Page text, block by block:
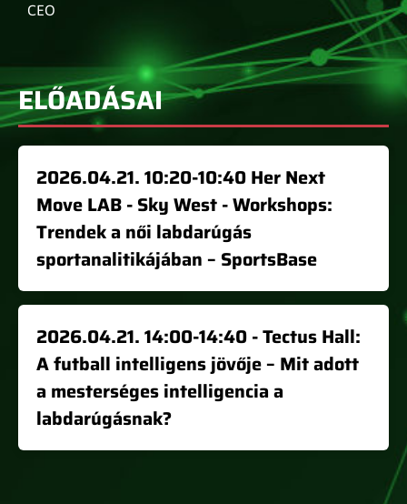
CEO
ELŐADÁSAI
2026.04.21. 10:20-10:40 Her Next
Move LAB - Sky West - Workshops:
Trendek a női labdarúgás
sportanalitikájában – SportsBase
2026.04.21. 14:00-14:40 - Tectus Hall:
A futball intelligens jövője – Mit adott
a mesterséges intelligencia a
labdarúgásnak?